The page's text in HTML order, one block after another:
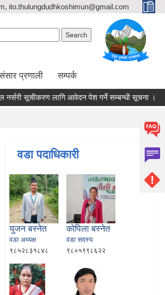
ito.thulungdudhkoshimun@gmail.com
प्रणाली सम्पर्क
सूचीकरण लागि आवेदन पेश गर्ने सम्बन्धी सूचना ।
वडा पदाधिकारी
युजन बस्‍नेत
वडा अध्यक्ष
९८५२८३१८४८
कोपिला बस्‍नेत
वडा सदस्य
९८०५९९८६२२